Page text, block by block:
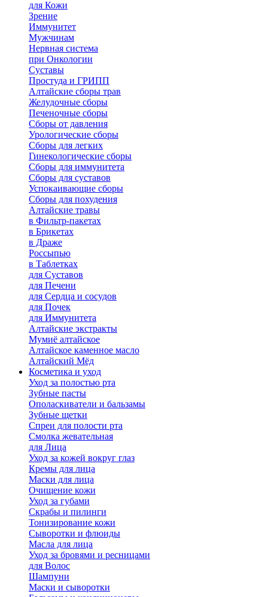
для Кожи
Зрение
Иммунитет
Мужчинам
Нервная система
при Онкологии
Суставы
Простуда и ГРИПП
Алтайские сборы трав
Желудочные сборы
Печеночные сборы
Сборы от давления
Урологические сборы
Сборы для легких
Гинекологические сборы
Сборы для иммунитета
Сборы для суставов
Успокаивающие сборы
Сборы для похудения
Алтайские травы
в Фильтр-пакетах
в Брикетах
в Драже
Россыпью
в Таблетках
для Cуставов
для Печени
для Сердца и сосудов
для Почек
для Иммунитета
Алтайские экстракты
Мумиё алтайское
Алтайское каменное масло
Алтайский Мёд
Косметика и уход
Уход за полостью рта
Зубные пасты
Ополаскиватели и бальзамы
Зубные щетки
Спреи для полости рта
Смолка жевательная
для Лица
Уход за кожей вокруг глаз
Кремы для лица
Маски для лица
Очищение кожи
Уход за губами
Скрабы и пилинги
Тонизирование кожи
Сыворотки и флюиды
Масла для лица
Уход за бровями и ресницами
для Волос
Шампуни
Маски и сыворотки